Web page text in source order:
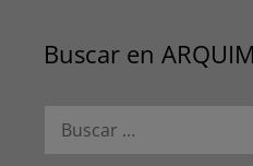
Buscar en